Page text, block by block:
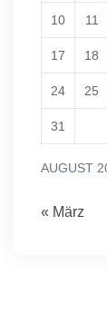
AUGUST
10 11
17 18
24 25
31
« März